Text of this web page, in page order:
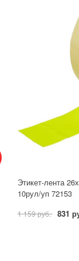
Этикет-лента
10рул/уп 72153
1 159 руб. 831